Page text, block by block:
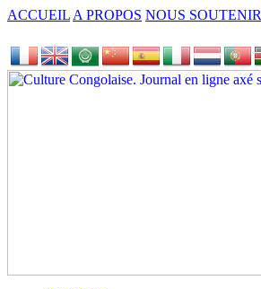
ACCUEIL A PROPOS NOUS SOUTENIR